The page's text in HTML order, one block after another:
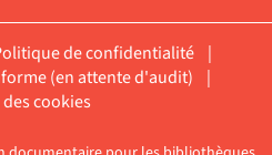
de confidentialité
|
(en attente d'audit)
|
cookies